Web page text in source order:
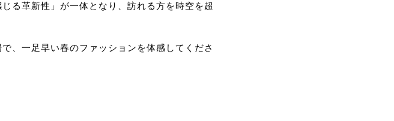
る革新性」が一体となり、訪れる方を時空を超
、一足早い春のファッションを体感してくださ